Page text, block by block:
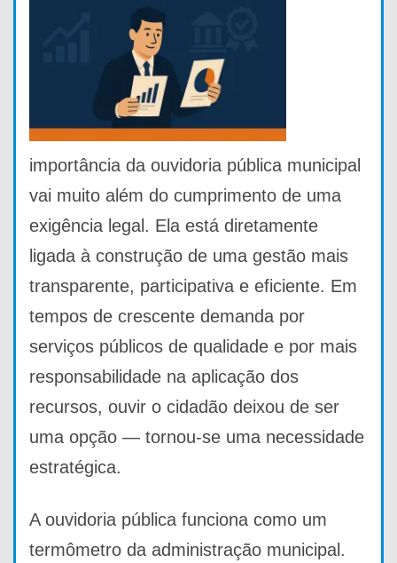
importância da ouvidoria pública municipal
vai muito além do cumprimento de uma
exigência legal. Ela está diretamente
ligada à construção de uma gestão mais
transparente, participativa e eficiente. Em
tempos de crescente demanda por
serviços públicos de qualidade e por mais
responsabilidade na aplicação dos
recursos, ouvir o cidadão deixou de ser
uma opção — tornou-se uma necessidade
estratégica.
A ouvidoria pública funciona como um
termômetro da administração municipal.